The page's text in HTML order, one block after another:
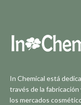
In Chemical está
través de la
los mercados